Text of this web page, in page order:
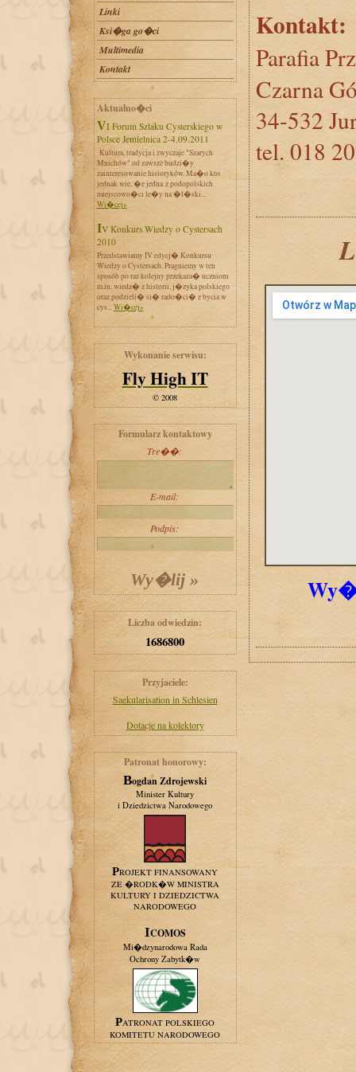
Linki
Ksi�ga go�ci
Multimedia
Kontakt
Aktualno�ci
VI Forum Szlaku Cysterskiego w
Polsce Jemielnica 2-4.09.2011
Kultura, tradycja i zwyczaje "Szarych
Mnichów" od zawsze budzi�y
zainteresowanie historyków. Ma�o kto
jednak wie, �e jedna z podopolskich
miejscowo�ci le�y na �l�ski...
Wi�cej»
IV Konkurs Wiedzy o Cystersach
2010
Przedstawiamy IV edycj� Konkursu
Wiedzy o Cystersach. Pragniemy w ten
sposób po raz kolejny przekaza� uczniom
m.in. wiedz� z historii, j�zyka polskiego
oraz podzieli� si� rado�ci� z bycia w
cys...Wi�cej»
Wykonanie serwisu:
Fly High IT
© 2008
Formularz kontaktowy
Tre��:
E-mail:
Podpis:
Liczba odwiedzin:
1686800
Przyjaciele:
Saekularisation in Schlesien
Dotacje na kolektory
Patronat honorowy:
Bogdan Zdrojewski
Minister Kultury
i Dziedzictwa Narodowego
PROJEKT FINANSOWANY
ZE �RODK�W MINISTRA
KULTURY I DZIEDZICTWA
NARODOWEGO
ICOMOS
Mi�dzynarodowa Rada
Ochrony Zabytk�w
PATRONAT POLSKIEGO
KOMITETU NARODOWEGO
Kontakt:
Parafia
Czarna
34-532
tel. 018